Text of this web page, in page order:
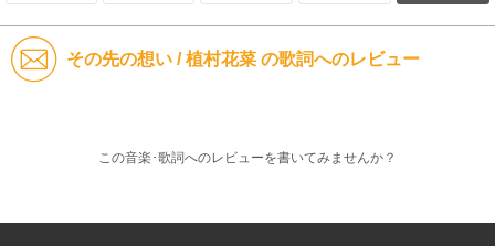
その先の想い / 植村花菜 の歌詞へのレビュー
この音楽･歌詞へのレビューを書いてみませんか？